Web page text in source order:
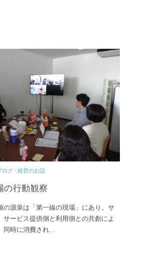
ログ / 経営のお話
の行動観察
の源泉は「第一線の現場」にあり。サ
サービス提供側と利用側との共創によ
同時に消費され...